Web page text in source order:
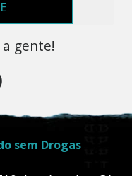
gente!
sem Drogas